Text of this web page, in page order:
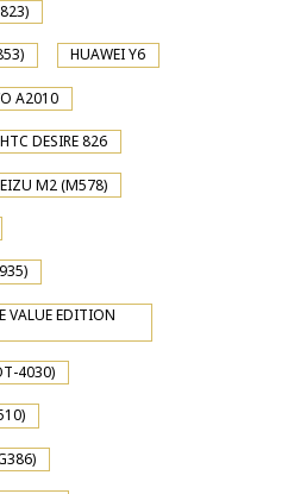
HUAWEI Y6
A2010
HTC DESIRE 826
M2 (M578)
VALUE EDITION
4030)